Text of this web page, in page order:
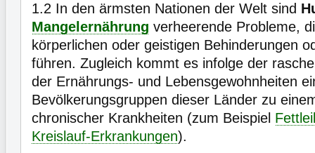
1.2 In den ärmsten Nationen der Welt sind
Mangelernährung verheerende Probleme,
körperlichen oder geistigen Behinderungen
führen. Zugleich kommt es infolge der
der Ernährungs- und Lebensgewohnheiten
Bevölkerungsgruppen dieser Länder zu
chronischer Krankheiten (zum Beispiel
Kreislauf-Erkrankungen).